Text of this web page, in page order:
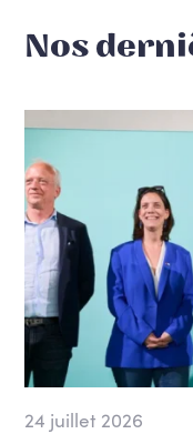
Nos
24 juillet 2026